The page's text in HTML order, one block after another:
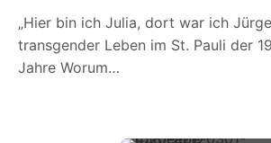
„Hier bin ich Julia, dort war ich
transgender Leben im St. Pauli der
Jahre Worum…